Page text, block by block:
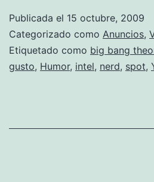
Tomorrow
Publicada el 15 octubre, 2009
Categorizado como Anuncios,
Etiquetado como big bang
gusto, Humor, intel, nerd, spot,